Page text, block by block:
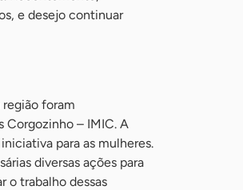
e desejo continuar
foram
Corgozinho – IMIC. A
para as mulheres.
diversas ações para
o trabalho dessas